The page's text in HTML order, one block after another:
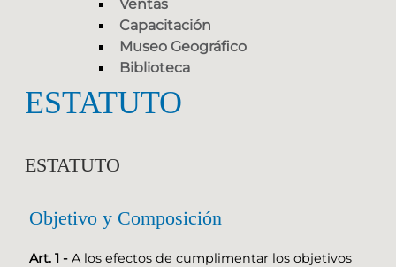
Ventas
Capacitación
Museo Geográfico
Biblioteca
ESTATUTO
ESTATUTO
Objetivo y Composición
Art. 1 - A los efectos de cumplimentar los objetivos